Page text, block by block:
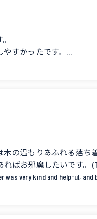
すかったです。
と思いました。
stay.
の温もりあふれる落
魔したいです。
very kind and helpful,